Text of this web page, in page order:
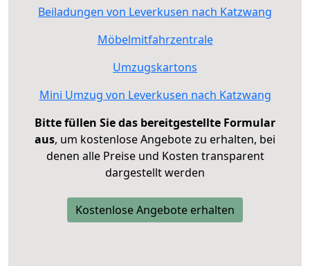
Beiladungen von Leverkusen nach Katzwang
Möbelmitfahrzentrale
Umzugskartons
Mini Umzug von Leverkusen nach Katzwang
Bitte füllen Sie das bereitgestellte Formular
aus, um kostenlose Angebote zu erhalten, bei
denen alle Preise und Kosten transparent
dargestellt werden
Kostenlose Angebote erhalten